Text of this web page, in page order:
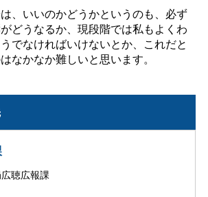
、いいのかどうかというのも、必ず
どうなるか、現段階では私もよくわ
でなければいけないとか、これだと
なかなか難しいと思います。
聴広報課